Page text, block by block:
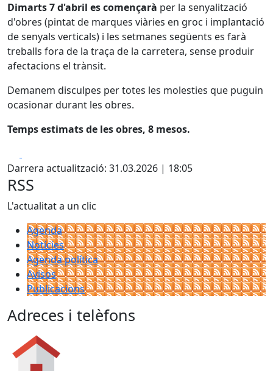
Dimarts 7 d'abril es començarà per la senyalització
d'obres (pintat de marques viàries en groc i implantació
de senyals verticals) i les setmanes següents es farà
treballs fora de la traça de la carretera, sense produir
afectacions el trànsit.
Demanem disculpes per totes les molesties que puguin
ocasionar durant les obres.
Temps estimats de les obres, 8 mesos.
Darrera actualització: 31.03.2026 | 18:05
RSS
L'actualitat a un clic
Agenda
Notícies
Agenda política
Avisos
Publicacions
Adreces i telèfons